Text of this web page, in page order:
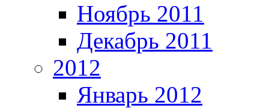
Ноябрь 2011
Декабрь 2011
2012
Январь 2012